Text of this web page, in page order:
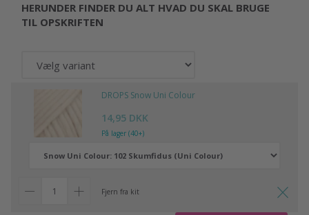
HERUNDER FINDER DU ALT HVAD DU SKAL BRUGE
TIL OPSKRIFTEN
DROPS Snow Uni Colour
14,95 DKK
På lager (40+)
Fjern fra kit